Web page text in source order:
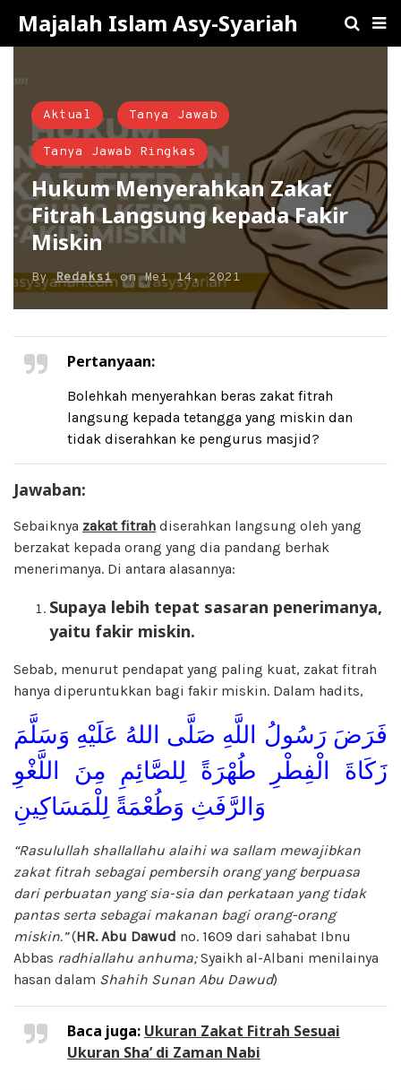
Majalah Islam Asy-Syariah
Aktual Tanya Jawab
Tanya Jawab Ringkas
Hukum Menyerahkan Zakat
Fitrah Langsung kepada Fakir
Miskin
ByRedaksionMei 14, 2021
Pertanyaan:
Bolehkah menyerahkan beras zakat fitrah
langsung kepada tetangga yang miskin dan
tidak diserahkan ke pengurus masjid?
Jawaban:
Sebaiknya zakat fitrah diserahkan langsung oleh yang
berzakat kepada orang yang dia pandang berhak
menerimanya. Di antara alasannya:
Supaya lebih tepat sasaran penerimanya,
yaitu fakir miskin.
Sebab, menurut pendapat yang paling kuat, zakat fitrah
hanya diperuntukkan bagi fakir miskin. Dalam hadits,
فَرَضَ رَسُولُ اللَّهِ صَلَّى اللهُ عَلَيْهِ وَسَلَّمَ
زَكَاةَ الْفِطْرِ طُهْرَةً لِلصَّائِمِ مِنَ اللَّغْوِ
وَالرَّفَثِ وَطُعْمَةً لِلْمَسَاكِينِ
“Rasulullah shallallahu alaihi wa sallam mewajibkan
zakat fitrah sebagai pembersih orang yang berpuasa
dari perbuatan yang sia-sia dan perkataan yang tidak
pantas serta sebagai makanan bagi orang-orang
miskin.”(HR. Abu Dawud no. 1609 dari sahabat Ibnu
Abbas radhiallahu anhuma;Syaikh al-Albani menilainya
hasan dalam Shahih Sunan Abu Dawud)
Baca juga: Ukuran Zakat Fitrah Sesuai
Ukuran Sha’ di Zaman Nabi